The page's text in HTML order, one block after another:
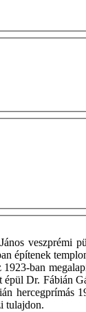
veszprémi
építenek
ban
Dr. Fábián
hercegprímás
tulajdon.